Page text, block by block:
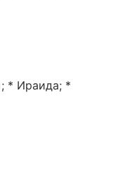
* Ираида; *